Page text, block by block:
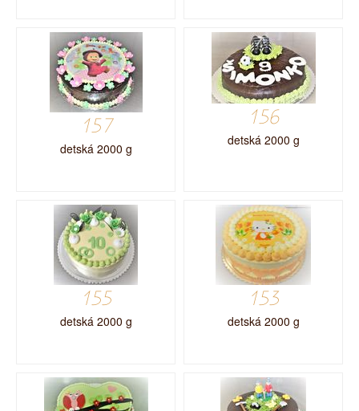
157
detská 2000 g
156
detská 2000 g
155
detská 2000 g
153
detská 2000 g